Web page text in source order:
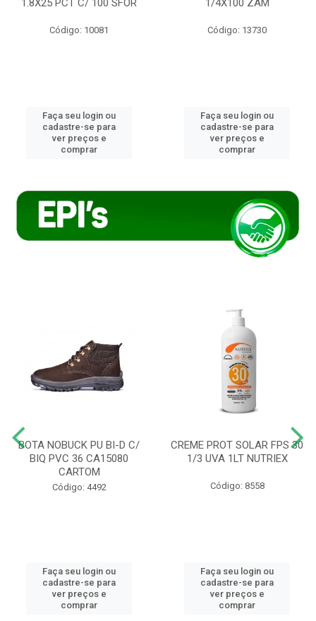
1.8X25 PCT C/ 100 SFOR
Código: 10081
Faça seu login ou
cadastre-se para
ver preços e
comprar
1/4X100 ZAM
Código: 13730
Faça seu login ou
cadastre-se para
ver preços e
comprar
BOTA NOBUCK PU BI-D C/
BIQ PVC 36 CA15080
CARTOM
Código: 4492
Faça seu login ou
cadastre-se para
ver preços e
comprar
CREME PROT SOLAR FPS 30
1/3 UVA 1LT NUTRIEX
Código: 8558
Faça seu login ou
cadastre-se para
ver preços e
comprar